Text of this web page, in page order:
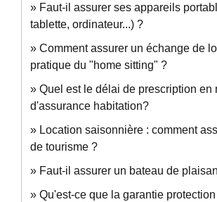
Faut-il assurer ses appareils
tablette, ordinateur...) ?
Comment assurer un échange de
pratique du "home sitting" ?
Quel est le délai de prescription en
d'assurance habitation?
Location saisonnière : comment
de tourisme ?
Faut-il assurer un bateau de
Qu'est-ce que la garantie